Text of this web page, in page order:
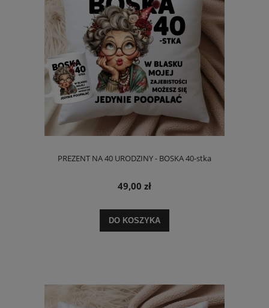
PREZENT NA 40 URODZINY - BOSKA 40-stka
49,00 zł
DO KOSZYKA